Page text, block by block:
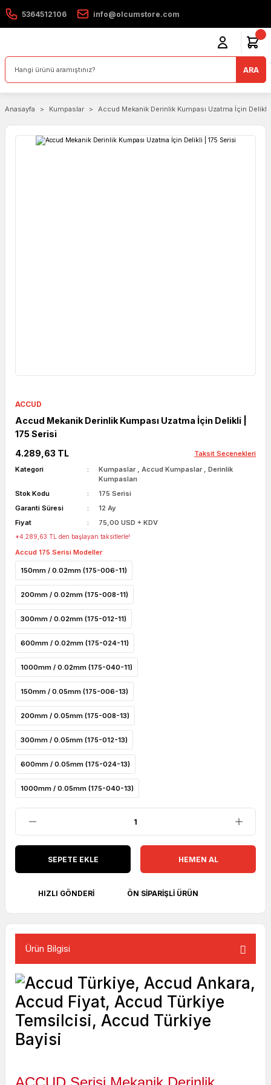
5364512106 info@olcumstore.com
ARA
Anasayfa Kumpaslar Accud Mekanik Derinlik Kumpası Uzatma İçin Delikli
ACCUD
Accud Mekanik Derinlik Kumpası Uzatma İçin Delikli |
175 Serisi
4.289,63 TL
Taksit Seçenekleri
Kategori
Kumpaslar ,Accud Kumpaslar ,Derinlik
Kumpasları
Stok Kodu
175 Serisi
Garanti Süresi
12 Ay
Fiyat
75,00 USD + KDV
*4.289,63 TL den başlayan taksitlerle!
Accud 175 Serisi Modeller
150mm / 0.02mm (175-006-11)
200mm / 0.02mm (175-008-11)
300mm / 0.02mm (175-012-11)
600mm / 0.02mm (175-024-11)
1000mm / 0.02mm (175-040-11)
150mm / 0.05mm (175-006-13)
200mm / 0.05mm (175-008-13)
300mm / 0.05mm (175-012-13)
600mm / 0.05mm (175-024-13)
1000mm / 0.05mm (175-040-13)
SEPETE EKLE HEMEN AL
HIZLI GÖNDERI ÖN SIPARIŞLI ÜRÜN
Ürün Bilgisi